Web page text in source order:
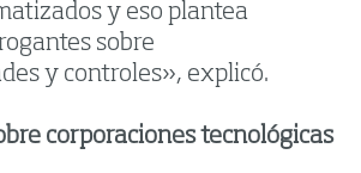
y eso plantea
sobre
y controles», explicó.
corporaciones tecnológicas